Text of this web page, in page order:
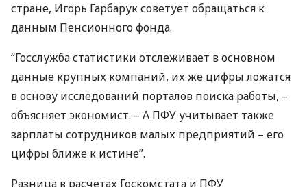
стране, Игорь Гарбарук советует обращаться к
данным Пенсионного фонда.
“Госслужба статистики отслеживает в основном
данные крупных компаний, их же цифры ложатся
в основу исследований порталов поиска работы, –
объясняет экономист. – А ПФУ учитывает также
зарплаты сотрудников малых предприятий – его
цифры ближе к истине”.
Разница в расчетах Госкомстата и ПФУ